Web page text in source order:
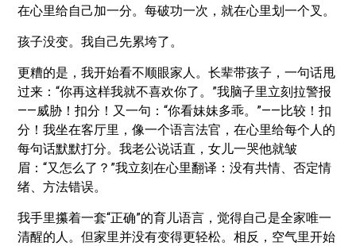
在心里给自己加一分。每破功一次，就在心里划一个叉。
孩子没变。我自己先累垮了。
更糟的是，我开始看不顺眼家人。长辈带孩子，一句话甩
过来：“你再这样我就不喜欢你了。”我脑子里立刻拉警报
——威胁！扣分！又一句：“你看妹妹多乖。”——比较！扣
分！我坐在客厅里，像一个语言法官，在心里给每个人的
每句话默默打分。我老公说话直，女儿一哭他就皱
眉：“又怎么了？”我立刻在心里翻译：没有共情、否定情
绪、方法错误。
我手里攥着一套“正确”的育儿语言，觉得自己是全家唯一
清醒的人。但家里并没有变得更轻松。相反，空气里开始